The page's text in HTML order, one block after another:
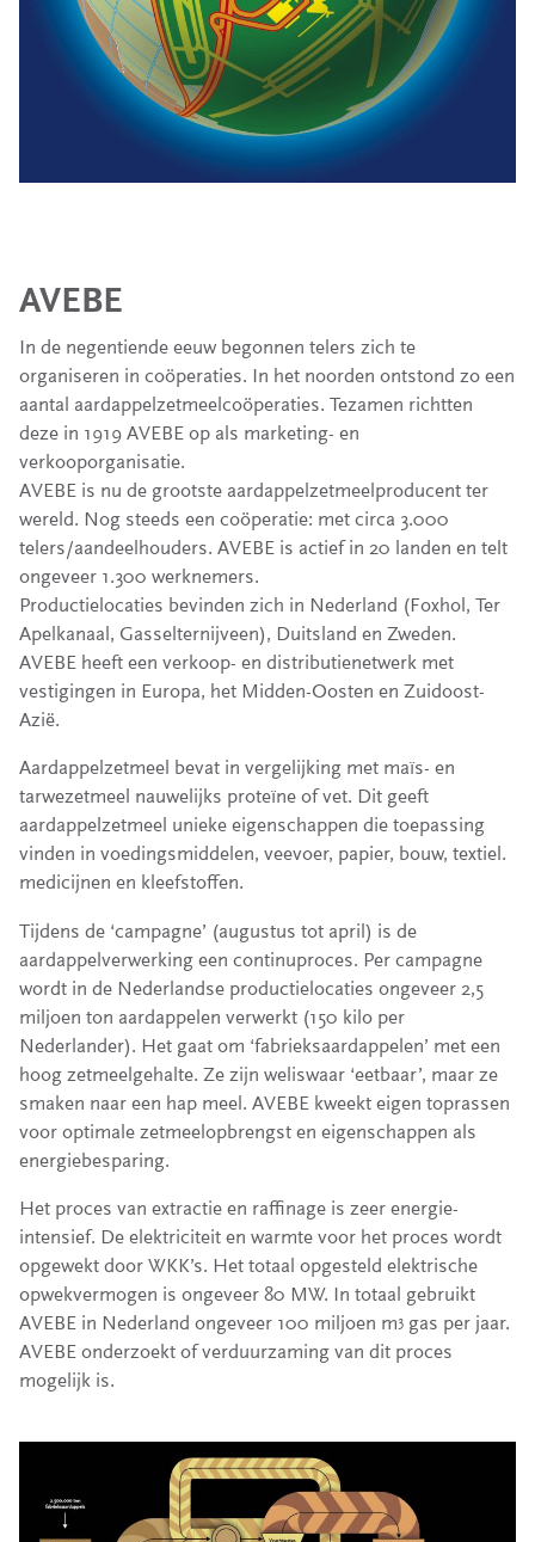
AVEBE
In de negentiende eeuw begonnen telers zich te
organiseren in coöperaties. In het noorden ontstond zo een
aantal aardappelzetmeelcoöperaties. Tezamen richtten
deze in 1919 AVEBE op als marketing- en
verkooporganisatie.
AVEBE is nu de grootste aardappelzetmeelproducent ter
wereld. Nog steeds een coöperatie: met circa 3.000
telers/aandeelhouders. AVEBE is actief in 20 landen en telt
ongeveer 1.300 werknemers.
Productielocaties bevinden zich in Nederland (Foxhol, Ter
Apelkanaal, Gasselternijveen), Duitsland en Zweden.
AVEBE heeft een verkoop- en distributienetwerk met
vestigingen in Europa, het Midden-Oosten en Zuidoost-
Azië.
Aardappelzetmeel bevat in vergelijking met maïs- en
tarwezetmeel nauwelijks proteïne of vet. Dit geeft
aardappelzetmeel unieke eigenschappen die toepassing
vinden in voedingsmiddelen, veevoer, papier, bouw, textiel.
medicijnen en kleefstoffen.
Tijdens de ‘campagne’ (augustus tot april) is de
aardappelverwerking een continuproces. Per campagne
wordt in de Nederlandse productielocaties ongeveer 2,5
miljoen ton aardappelen verwerkt (150 kilo per
Nederlander). Het gaat om ‘fabrieksaardappelen’ met een
hoog zetmeelgehalte. Ze zijn weliswaar ‘eetbaar’, maar ze
smaken naar een hap meel. AVEBE kweekt eigen toprassen
voor optimale zetmeelopbrengst en eigenschappen als
energiebesparing.
Het proces van extractie en raffinage is zeer energie-
intensief. De elektriciteit en warmte voor het proces wordt
opgewekt door WKK’s. Het totaal opgesteld elektrische
opwekvermogen is ongeveer 80 MW. In totaal gebruikt
AVEBE in Nederland ongeveer 100 miljoen m3 gas per jaar.
AVEBE onderzoekt of verduurzaming van dit proces
mogelijk is.